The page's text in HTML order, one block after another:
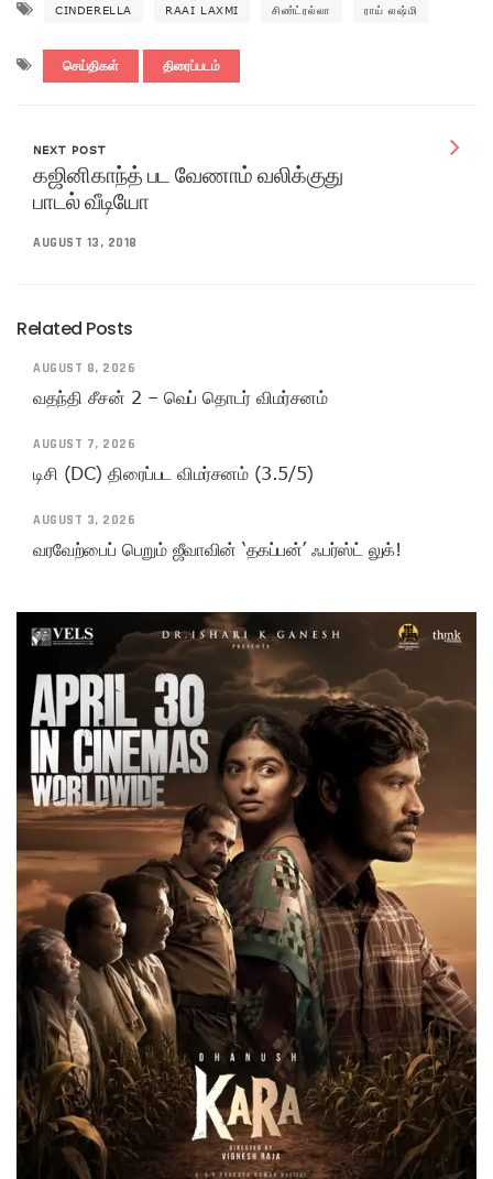
CINDERELLA RAAI LAXMI சிண்ட்ரல்லா ராய் லஷ்மி
செய்திகள் திரைப்படம்
NEXT POST
கஜினிகாந்த் பட வேணாம் வலிக்குது
பாடல் வீடியோ
AUGUST 13, 2018
Related Posts
AUGUST 8, 2026
வதந்தி சீசன் 2 – வெப் தொடர் விமர்சனம்
AUGUST 7, 2026
டிசி (DC) திரைப்பட விமர்சனம் (3.5/5)
AUGUST 3, 2026
வரவேற்பைப் பெறும் ஜீவாவின் ‘தகப்பன்’ ஃபர்ஸ்ட் லுக்!